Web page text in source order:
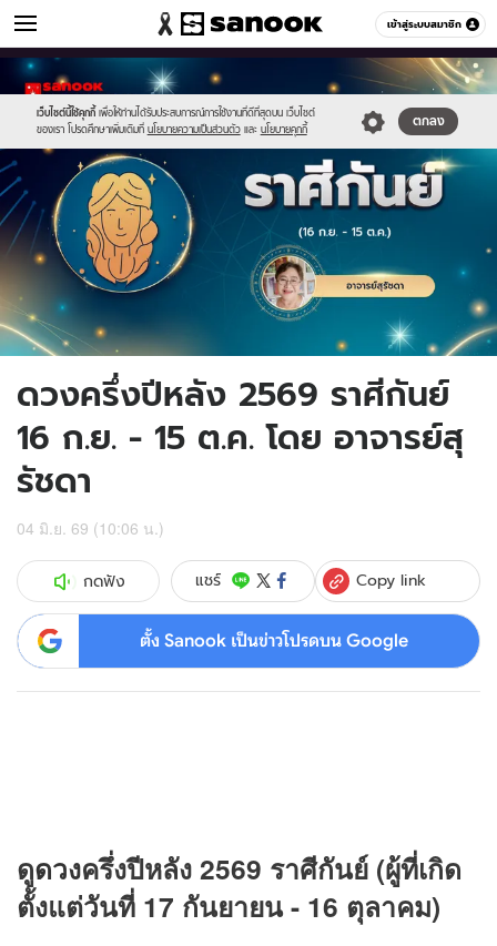
เข้าสู่ระบบสมาชิก
ดูดวง หมวดอื่นๆ
เว็บไซต์นี้ใช้คุกกี้ เพื่อให้ท่านได้รับประสบการณ์การใช้งานที่ดีที่สุดบน เว็บไซต์
ของเรา โปรดศึกษาเพิ่มเติมที่ นโยบายความเป็นส่วนตัว และ นโยบายคุกกี้
ตกลง
Sanook
//s.isanook.com/sr/0/images/logo-
new-
sanook.png
600
60
//s.isanook.com/ho/0/ud/65/326970/opt1-
05.jpg
ดวงครึ่งปีหลัง 2569 ราศีกันย์
16 ก.ย. - 15 ต.ค. โดย อาจารย์สุ
รัชดา
04 มิ.ย. 69 (10:06 น.)
กดฟัง แชร์ Copy link
ตั้ง Sanook เป็นข่าวโปรดบน Google
ดูดวงครึ่งปีหลัง 2569 ราศีกันย์ (ผู้ที่เกิด
ตั้งแต่วันที่ 17 กันยายน - 16 ตุลาคม)